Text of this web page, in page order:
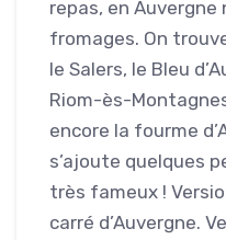
repas, en Auvergne
fromages. On
le Salers, le Bleu
Riom-ès-
encore la fourme
s’ajoute quelques
très fameux !
carré d’Auvergne.